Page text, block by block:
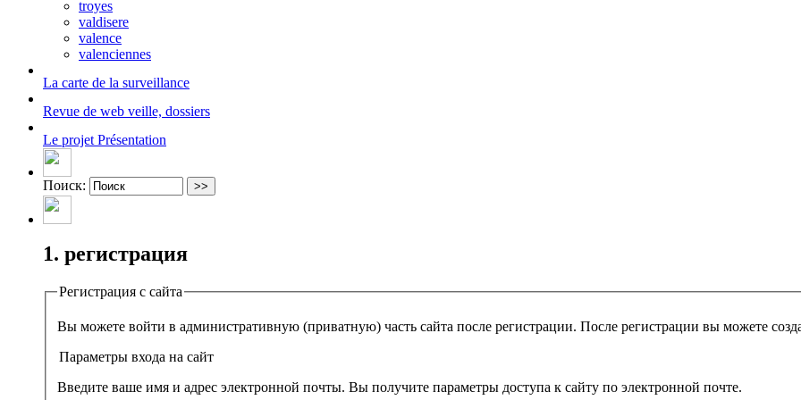
troyes
valdisere
valence
valenciennes
La carte de la surveillance
Revue de web veille, dossiers
Le projet Présentation
Поиск:
1. регистрация
Регистрация с сайта
Параметры входа на сайт
Введите ваше имя и адрес электронной почты. Вы получите параметры доступа к сайту по электронной почте.